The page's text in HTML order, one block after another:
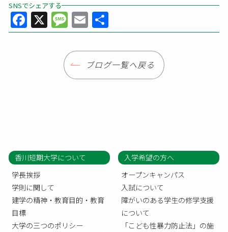
SNSでシェアする
Facebook
X Message
Email
有
ブログ一覧へ戻る
香川短期大学について
学長挨拶
学則に関して
建学の精神・教育目的・教育
目標
大学の三つのポリシー
入学希望の方へ
オープンキャンパス
入試について
障がいのある学生の修学支援
について
「こども性暴力防止法」の施